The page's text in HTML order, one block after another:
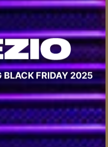
BLACK FRIDAY 2025